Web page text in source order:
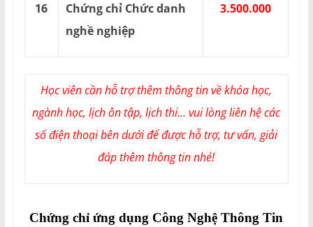
16
Chứng chỉ Chức danh
nghề nghiệp
3.500.000
Học viên cần hỗ trợ thêm thông tin về khóa học,
ngành học, lịch ôn tập, lịch thi... vui lòng liên hệ các
số điện thoại bên dưới để được hỗ trợ, tư vấn, giải
đáp thêm thông tin nhé!
Chứng chỉ ứng dụng Công Nghệ Thông Tin